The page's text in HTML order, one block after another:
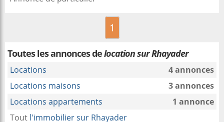
1
Toutes les annonces delocation sur Rhayader
Locations
4 annonces
Locations maisons
3 annonces
Locations appartements
1 annonce
Tout l'immobilier sur Rhayader